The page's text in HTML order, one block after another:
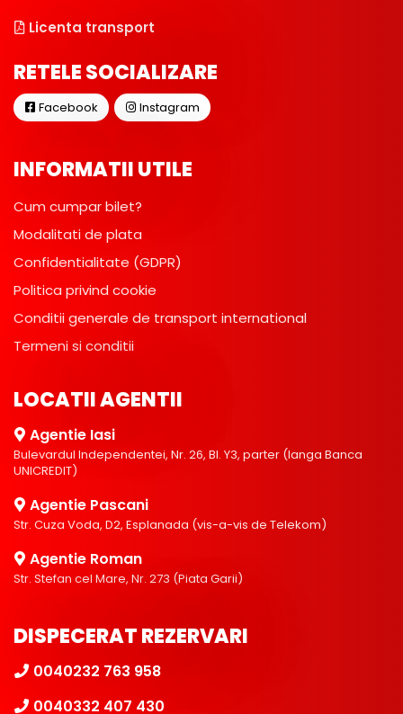
Licenta transport
RETELE SOCIALIZARE
Facebook Instagram
INFORMATII UTILE
Cum cumpar bilet?
Modalitati de plata
Confidentialitate (GDPR)
Politica privind cookie
Conditii generale de transport international
Termeni si conditii
LOCATII AGENTII
Agentie Iasi
Bulevardul Independentei, Nr. 26, Bl. Y3, parter (langa Banca
UNICREDIT)
Agentie Pascani
Str. Cuza Voda, D2, Esplanada (vis-a-vis de Telekom)
Agentie Roman
Str. Stefan cel Mare, Nr. 273 (Piata Garii)
DISPECERAT REZERVARI
0040232 763 958
0040332 407 430